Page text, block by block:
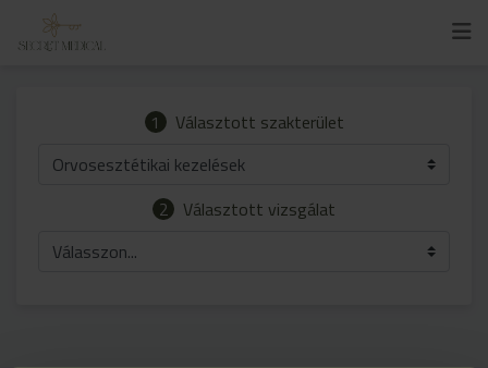
1
Választott szakterület
Orvosesztétikai kezelések
2 Választott vizsgálat
Válasszon...